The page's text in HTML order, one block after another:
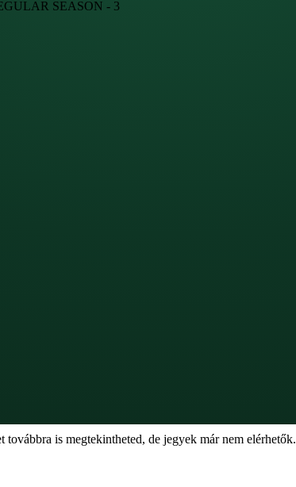
SEASON - 3
továbbra is megtekintheted, de jegyek már nem elérhetők.